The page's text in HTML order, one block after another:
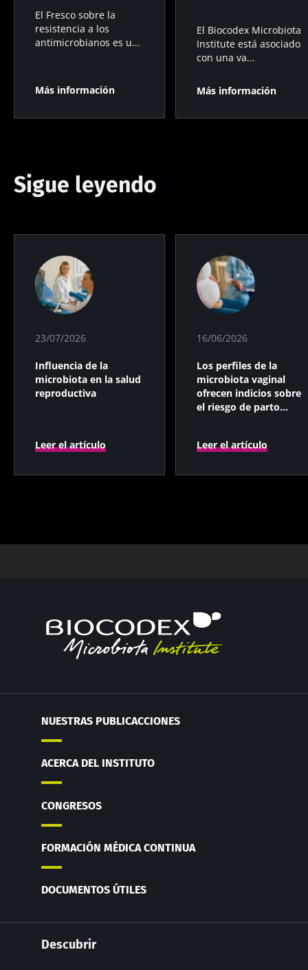
El Fresco sobre la
resistencia a los
antimicrobianos es u...
Más información
El Biocodex Microbiota
Institute está asociado
con una va...
Más información
Sigue leyendo
23/07/2026
Influencia de la
microbiota en la salud
reproductiva
Leer el artículo
16/06/2026
Los perfiles de la
microbiota vaginal
ofrecen indicios sobre
el riesgo de parto
Leer el artículo
NUESTRAS PUBLICACCIONES
ACERCA DEL INSTITUTO
CONGRESOS
FORMACIÓN MÉDICA CONTINUA
DOCUMENTOS ÚTILES
Descubrir